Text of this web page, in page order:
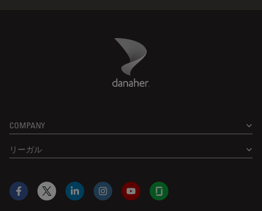
Danaher Logo
COMPANY
リーガル
Facebook
X LinkedInInstagramYouTubeGlassdoor